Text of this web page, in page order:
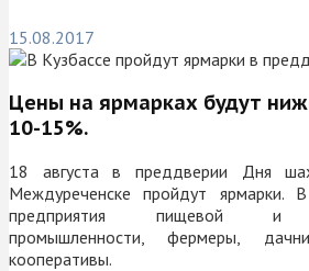
15.08.2017
Цены на ярмарках будут
10-15%.
18 августа в преддверии Дня
Междуреченске пройдут ярмарки.
предприятия пищевой и
промышленности, фермеры,
кооперативы.